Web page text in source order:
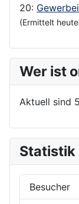
20:
(Ermittelt
Wer ist
Aktuell sind
Statistik
Besucher